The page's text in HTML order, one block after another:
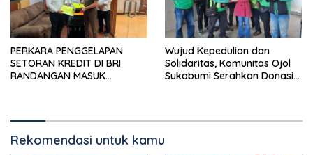
PERKARA PENGGELAPAN
SETORAN KREDIT DI BRI
RANDANGAN MASUK
Wujud Kepedulian dan
Solidaritas, Komunitas Ojol
Sukabumi Serahkan Donasi
Rekomendasi untuk kamu